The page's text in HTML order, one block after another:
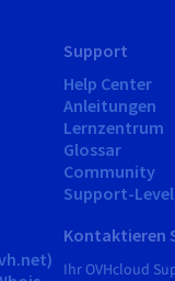
Support
Help Center
Anleitungen
Lernzentrum
Glossar
Community
Support-Level
Kontaktieren
Ihr OVHcloud